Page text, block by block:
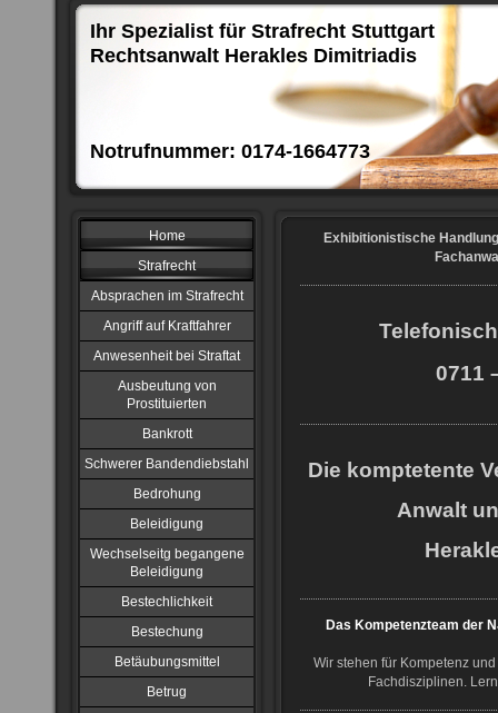
Ihr Spezialist für Strafrecht Stuttgart
Rechtsanwalt Herakles Dimitriadis
Notrufnummer: 0174-1664773
Home
Strafrecht
Absprachen im Strafrecht
Angriff auf Kraftfahrer
Anwesenheit bei Straftat
Ausbeutung von
Prostituierten
Bankrott
Schwerer Bandendiebstahl
Bedrohung
Beleidigung
Wechselseitg begangene
Beleidigung
Bestechlichkeit
Bestechung
Betäubungsmittel
Betrug
Exhibitionistische
0711
Die komptetente
Anwalt
Das Kompetenzteam der
Wir stehen für Kompetenz
Fachdisziplinen.